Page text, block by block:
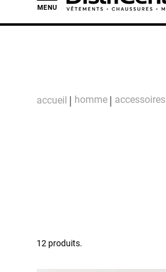
MENU
accueil homme accessoires
12 produits.